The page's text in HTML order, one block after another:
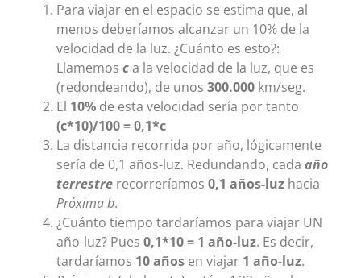
Para viajar en el espacio se estima que, al
menos deberíamos alcanzar un 10% de la
velocidad de la luz. ¿Cuánto es esto?:
Llamemos ca la velocidad de la luz, que es
(redondeando), de unos 300.000 km/seg.
El 10% de esta velocidad sería por tanto
(c*10)/100 = 0,1*c
La distancia recorrida por año, lógicamente
sería de 0,1 años-luz. Redundando, cada año
terrestre recorreríamos 0,1 años-luz hacia
Próxima b.
¿Cuánto tiempo tardaríamos para viajar UN
año-luz? Pues 0,1*10 = 1 año-luz. Es decir,
tardaríamos 10 años en viajar 1 año-luz.